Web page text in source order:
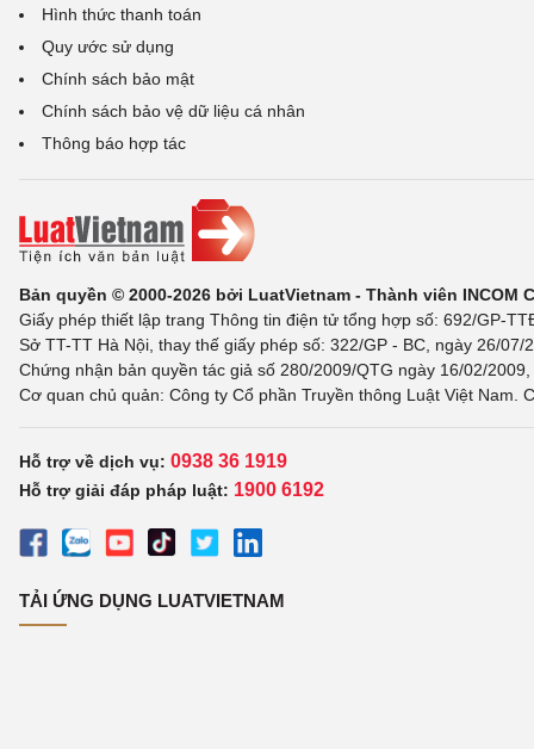
Hình thức thanh toán
Quy ước sử dụng
Chính sách bảo mật
Chính sách bảo vệ dữ liệu cá nhân
Thông báo hợp tác
Bản quyền © 2000-2026 bởi LuatVietnam - Thành viên INCOM
Giấy phép thiết lập trang Thông tin điện tử tổng hợp số: 692/GP-
Sở TT-TT Hà Nội, thay thế giấy phép số: 322/GP - BC, ngày 26/
Chứng nhận bản quyền tác giả số 280/2009/QTG ngày 16/02/
Cơ quan chủ quản: Công ty Cổ phần Truyền thông Luật Việt Nam.
Hỗ trợ về dịch vụ: 0938 36 1919
Hỗ trợ giải đáp pháp luật: 1900 6192
TẢI ỨNG DỤNG LUATVIETNAM